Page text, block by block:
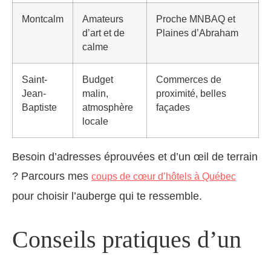
Montcalm
Amateurs
d’art et de
calme
Proche MNBAQ et
Plaines d’Abraham
Saint-
Jean-
Baptiste
Budget
malin,
atmosphère
locale
Commerces de
proximité, belles
façades
Besoin d’adresses éprouvées et d’un œil de terrain
? Parcours mes coups de cœur d’hôtels à Québec
pour choisir l’auberge qui te ressemble.
Conseils pratiques d’un